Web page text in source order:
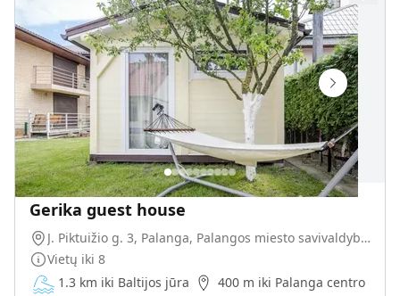
Gerika guest house
J. Piktuižio g. 3, Palanga, Palangos miesto savivaldybė, Lietuva
Vietų iki 8
1.3 km iki Baltijos jūra
400 m iki Palanga centro